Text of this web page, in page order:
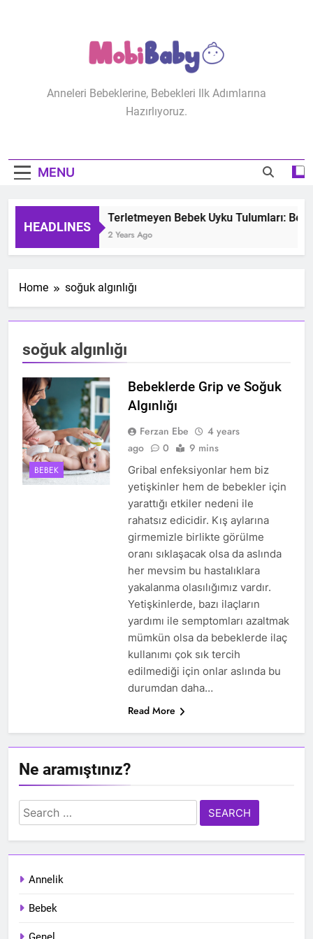
MobiBaby
Anneleri Bebeklerine, Bebekleri Ilk Adımlarına
Hazırlıyoruz.
MENU
HEADLINES
Terletmeyen Bebek Uyku Tulumları:
2 Years Ago
Home soğuk algınlığı
soğuk algınlığı
BEBEK
Bebeklerde Grip ve Soğuk
Algınlığı
Ferzan Ebe
4 years
ago
0 9 mins
Gribal enfeksiyonlar hem biz
yetişkinler hem de bebekler için
yarattığı etkiler nedeni ile
rahatsız edicidir. Kış aylarına
girmemizle birlikte görülme
oranı sıklaşacak olsa da aslında
her mevsim bu hastalıklara
yakalanma olasılığımız vardır.
Yetişkinlerde, bazı ilaçların
yardımı ile semptomları azaltmak
mümkün olsa da bebeklerde ilaç
kullanımı çok sık tercih
edilmediği için onlar aslında bu
durumdan daha…
Read More
Ne aramıştınız?
Search
for:
Annelik
Bebek